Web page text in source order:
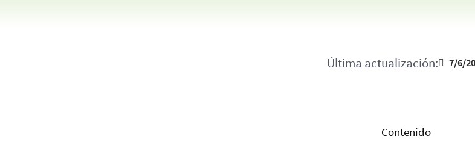
Última actualización: 7/6/
Contenido